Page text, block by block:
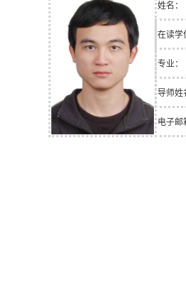
姓名：
在读学
专业：
导师姓
电子邮